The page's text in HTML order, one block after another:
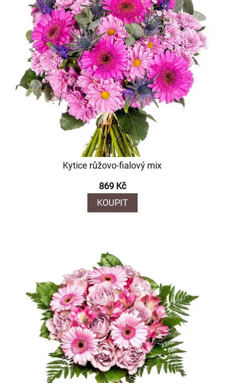
Kytice růžovo-fialový mix
869 Kč
KOUPIT